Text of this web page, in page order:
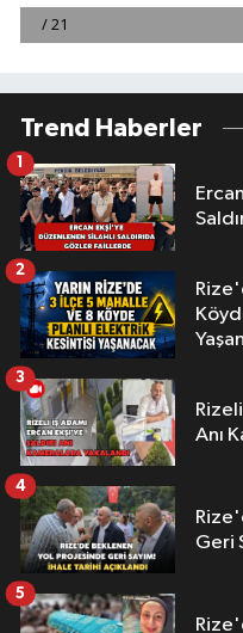
Trend Haberler
Ercan
1
2
Anı
3
Geri
4
5